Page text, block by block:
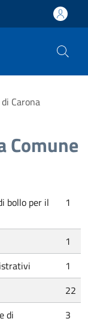
Carona
Comune
bollo per il
1
1
1
22
di
3